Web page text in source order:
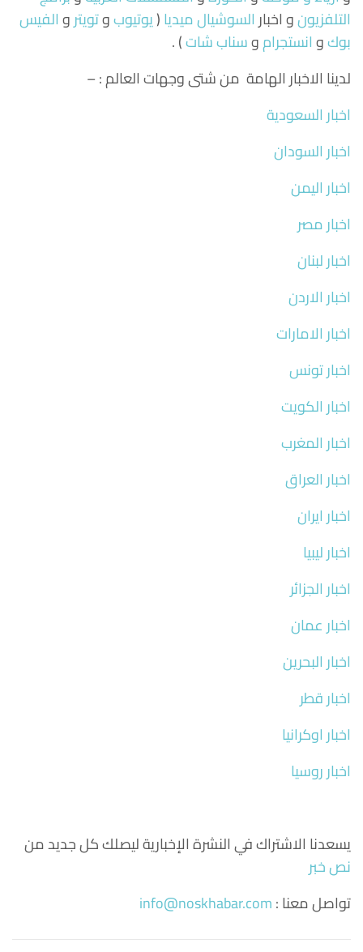
التلفزيونو اخبارالسوشيال ميديا(يوتيوبوتويتروالفيس
بوكوانستجراموسناب شات) .
لدينا الاخبار الهامة من شتى وجهات العالم : –
اخبار السعودية
اخبار السودان
اخبار اليمن
اخبار مصر
اخبار لبنان
اخبار الاردن
اخبار الامارات
اخبار تونس
اخبار الكويت
اخبار المغرب
اخبار العراق
اخبار ايران
اخبار ليبيا
اخبار الجزائر
اخبار عمان
اخبار البحرين
اخبار قطر
اخبار اوكرانيا
اخبار روسيا
يسعدنا الاشتراك في النشرة الإخبارية ليصلك كل جديد من
نص خبر
تواصل معنا :info@noskhabar.com